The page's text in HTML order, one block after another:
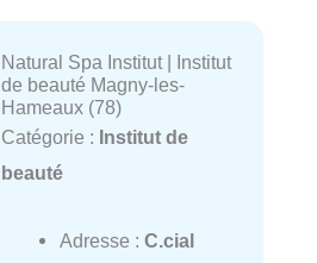
Natural Spa Institut | Institut
de beauté Magny-les-
Hameaux (78)
Catégorie : Institut de
beauté
Adresse : C.cial